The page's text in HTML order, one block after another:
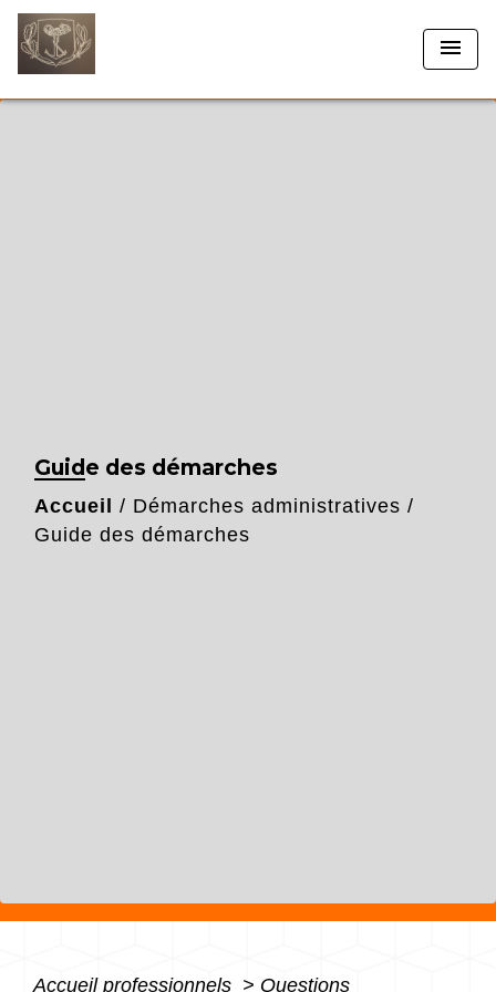
menu
Guide des démarches
Accueil / Démarches administratives /
Guide des démarches
Accueil professionnels > Questions